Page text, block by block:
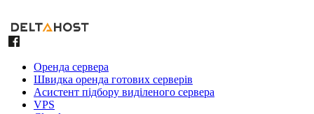
Оренда сервера
Швидка оренда готових серверів
Асистент підбору виділеного сервера
VPS